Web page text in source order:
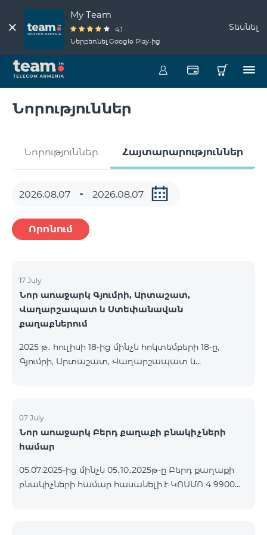
My Team
4.1
Ներբեռնել Google Play-ից
Տեսնել
Նորություններ
Նորություններ Հայտարարություններ
Որոնում
17 July
Նոր առաջարկ Գյումրի, Արտաշատ,
Վաղարշապատ և Ստեփանավան
քաղաքներում
2025 թ․ հուլիսի 18-ից մինչև հոկտեմբերի 18-ը,
Գյումրի, Արտաշատ, Վաղարշապատ և
զեղչով առաջին 6 ամիսների համար, 12 ամիս
բաժանորդագրության դեպքում․ Անվանում
Հիմնական արժեք Զեղչված արժեք 1-6 ամիսների
ԿՈՍՄՈ 3 7400 Մարզային 7400 3700 ԿՈՍՄՈ 4 9900
Մարզային 9900 4950
07 July
Նոր առաջարկ Բերդ քաղաքի բնակիչների
համար
05.07.2025-ից մինչև 05․10․2025թ-ը Բերդ քաղաքի
բնակիչների համար հասանելի է ԿՈՍՄՈ 4 9900